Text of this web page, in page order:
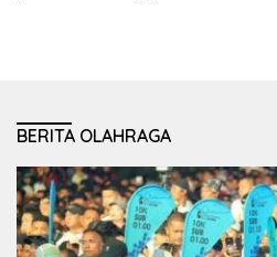
BERITA OLAHRAGA